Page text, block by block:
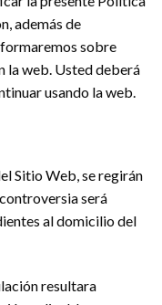
además de
sobre
la web. Usted deberá
usando la web.
Sitio Web, se regirán
será
al domicilio del
resultara